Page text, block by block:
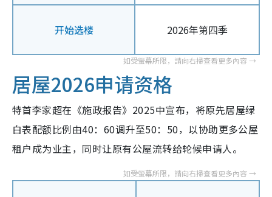
开始选楼 2026年第四季
居屋2026申请资格
特首李家超在《施政报告》2025中宣布，将原先居屋绿
白表配额比例由40：60调升至50：50，以协助更多公屋
租户成为业主，同时让原有公屋流转给轮候申请人。